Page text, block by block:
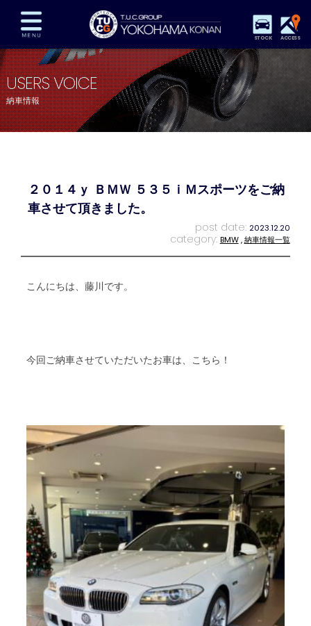
STOCK ACCESS
在庫車両情報 保証&サービス パーツリスト
TUCとは？ 店舗情報 アクセスマップ
全国納車 特別作業 注文販売
プライバシーポリシー スタッフblog
USERS VOICE
納車情報
２０１４ｙ ＢＭＷ ５３５ｉＭスポーツをご納
車させて頂きました。
post date: 2023.12.20
category: BMW,納車情報一覧
こんにちは、藤川です。
今回ご納車させていただいたお車は、こちら！